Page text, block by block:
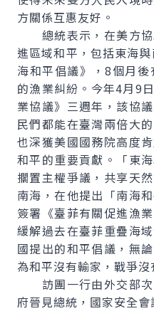
方關係互惠友好。
總統表示，在美方協
進區域和平，包括東海
海和平倡議》，8個月
的漁業糾紛。今年4月9
業協議》三週年，該協
民們都能在臺灣兩倍大
也深獲美國國務院高度
和平的重要貢獻。「東
擱置主權爭議，共享天
南海，在他提出「南海
簽署《臺菲有關促進漁
緩解過去在臺菲重疊海
國提出的和平倡議，無
為和平沒有輸家，戰爭沒
訪團一行由外交部次
府晉見總統，國家安全